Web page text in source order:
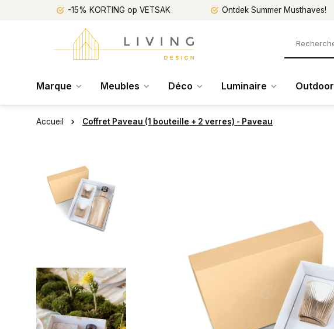
-15% KORTING op VETSAK Ontdek Summer Musthaves!
Marque Meubles Déco Luminaire Outdoor
Accueil Coffret Paveau (1 bouteille + 2 verres) - Paveau